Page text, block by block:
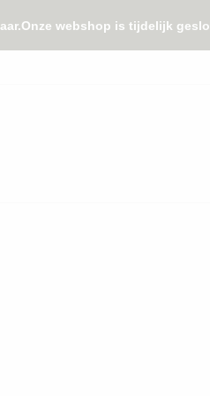
Onze webshop is tijdelijk